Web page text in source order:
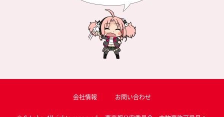
会社情報 お問い合わせ